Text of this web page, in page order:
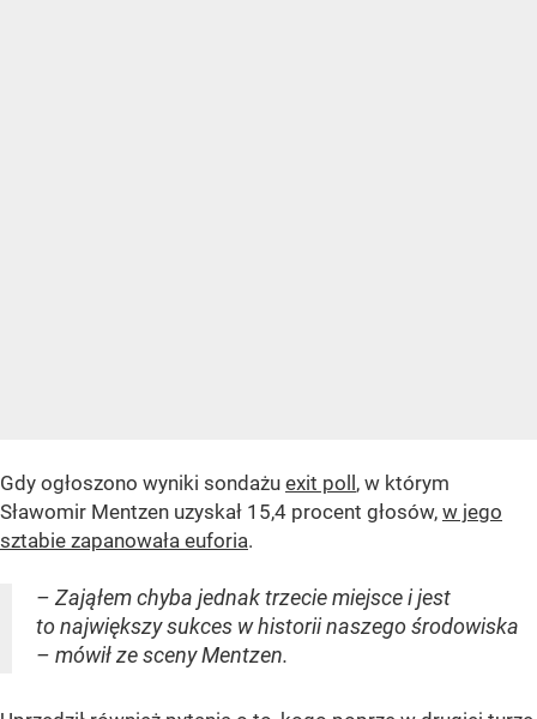
Gdy ogłoszono wyniki sondażu exit poll, w którym
Sławomir Mentzen uzyskał 15,4 procent głosów, w jego
sztabie zapanowała euforia.
– Zająłem chyba jednak trzecie miejsce i jest
to największy sukces w historii naszego środowiska
– mówił ze sceny Mentzen.